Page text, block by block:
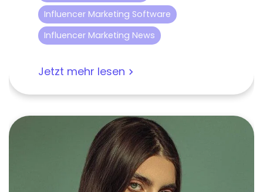
Influencer Marketing Software
Influencer Marketing News
Jetzt mehr lesen